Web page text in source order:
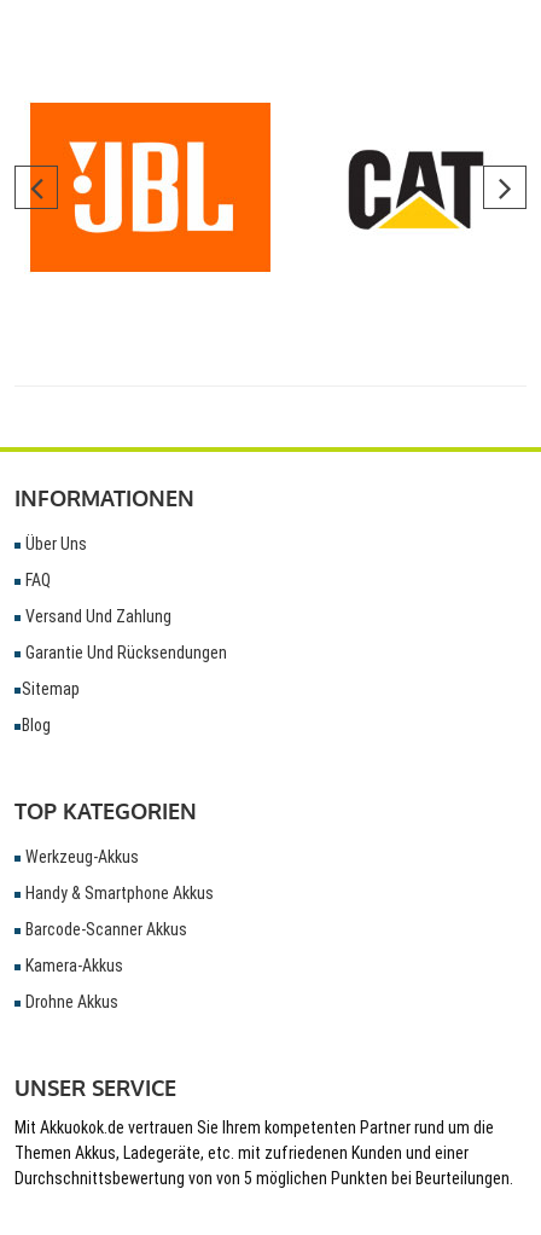
INFORMATIONEN
Über Uns
FAQ
Versand Und Zahlung
Garantie Und Rücksendungen
Sitemap
Blog
TOP KATEGORIEN
Werkzeug-Akkus
Handy & Smartphone Akkus
Barcode-Scanner Akkus
Kamera-Akkus
Drohne Akkus
UNSER SERVICE
Mit Akkuokok.de vertrauen Sie Ihrem kompetenten Partner rund um die
Themen Akkus, Ladegeräte, etc. mit zufriedenen Kunden und einer
Durchschnittsbewertung von von 5 möglichen Punkten bei Beurteilungen.